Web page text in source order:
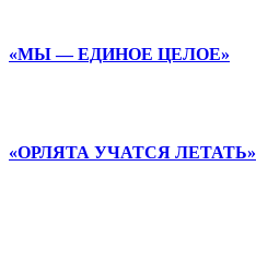
«МЫ — ЕДИНОЕ ЦЕЛОЕ»
«ОРЛЯТА УЧАТСЯ ЛЕТАТЬ»